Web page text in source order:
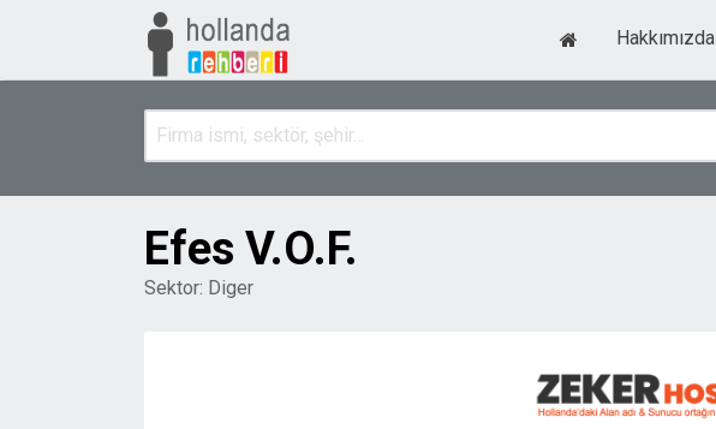
Hakkımızda
Efes V.O.F.
Sektor: Diger